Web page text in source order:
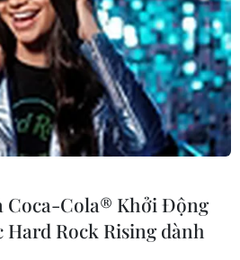
thủy ngân trong máu và nước tiểu
tích đều trong giới hạn cho phép
dẫn của Tổ chức Y tế Thế giới.
Sơn/Vietnam+)
sau vụ cháy, dưới sự
của Bộ tư lệnh Hóa học, Bộ
hóa học môi trường quân
Coca-Cola® Khởi Động
Hard Rock Rising dành